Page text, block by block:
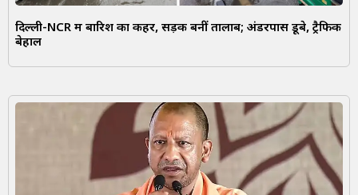
दिल्ली-NCR में बारिश का कहर, सड़कें बनीं तालाब; अंडरपास डूबे, ट्रैफिक
बेहाल